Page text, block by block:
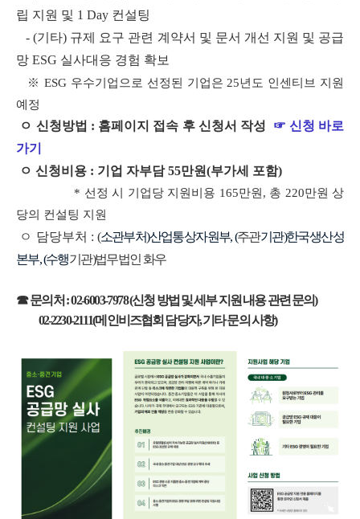
립 지원 및 1 Day 컨설팅
- (기타) 규제 요구 관련 계약서 및 문서 개선 지원 및 공급
망 ESG 실사대응 경험 확보
※ ESG 우수기업으로 선정된 기업은 25년도 인센티브 지원
예정
ㅇ 신청방법 : 홈페이지 접속 후 신청서 작성 ☞ 신청 바로
가기
ㅇ 신청비용 : 기업 자부담 55만원(부가세 포함)
* 선정 시 기업당 지원비용 165만원, 총 220만원 상
당의 컨설팅 지원
ㅇ 담당부처 : (소관부처)산업통상자원부, (주관기관)한국생산성
본부, (수행기관)법무법인 화우
☎ 문의처 : 02-6003-7978(신청 방법 및세부 지원 내용 관련 문의)
02-2230-2111(메인비즈협회 담당자, 기타 문의 사항)